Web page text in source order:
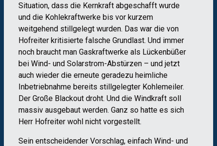
Situation, dass die Kernkraft abgeschafft wurde
und die Kohlekraftwerke bis vor kurzem
weitgehend stillgelegt wurden. Das war die von
Hofreiter kritisierte falsche Grundlast. Und immer
noch braucht man Gaskraftwerke als Lückenbüßer
bei Wind- und Solarstrom-Abstürzen – und jetzt
auch wieder die erneute geradezu heimliche
Inbetriebnahme bereits stillgelegter Kohlemeiler.
Der Große Blackout droht. Und die Windkraft soll
massiv ausgebaut werden. Ganz so hatte es sich
Herr Hofreiter wohl nicht vorgestellt.
Sein entscheidender Vorschlag, einfach Wind- und